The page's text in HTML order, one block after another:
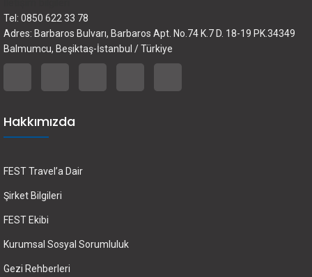
Tel: 0850 622 33 78
Adres: Barbaros Bulvarı, Barbaros Apt. No.74 K.7 D. 18-19 PK.34349
Balmumcu, Beşiktaş-İstanbul / Türkiye
Hakkımızda
FEST Travel’a Dair
Şirket Bilgileri
FEST Ekibi
Kurumsal Sosyal Sorumluluk
Gezi Rehberleri